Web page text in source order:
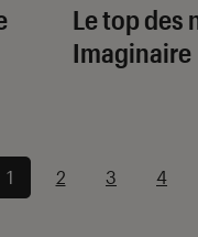
Le top des
Imaginaire
1 2 3 4